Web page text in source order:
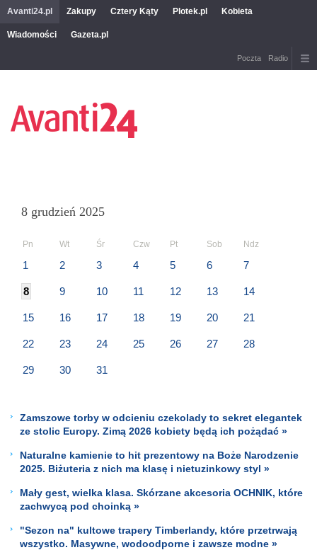
Avanti24.pl Zakupy Cztery Kąty Plotek.pl Kobieta
Wiadomości Gazeta.pl
Poczta Radio
8 grudzień 2025
Pn Wt Śr Czw Pt Sob Ndz
1 2 3 4 5 6 7
8 9 10 11 12 13 14
15 16 17 18 19 20 21
22 23 24 25 26 27 28
29 30 31
Zamszowe torby w odcieniu czekolady to sekret elegantek
ze stolic Europy. Zimą 2026 kobiety będą ich pożądać »
Naturalne kamienie to hit prezentowy na Boże Narodzenie
2025. Biżuteria z nich ma klasę i nietuzinkowy styl »
Mały gest, wielka klasa. Skórzane akcesoria OCHNIK, które
zachwycą pod choinką »
"Sezon na" kultowe trapery Timberlandy, które przetrwają
wszystko. Masywne, wodoodporne i zawsze modne »